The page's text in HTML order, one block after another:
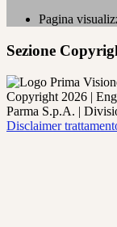
Pagina
Sezione
Copyright 2026 |
Parma S.p.A. |
Disclaimer